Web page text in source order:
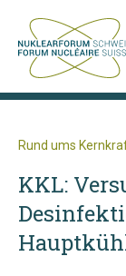
Rund ums
KKL: